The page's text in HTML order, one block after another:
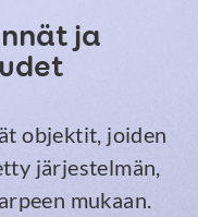
ja
objektit, joiden
järjestelmän,
mukaan.